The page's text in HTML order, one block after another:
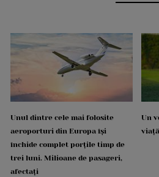
Unul dintre cele mai folosite
aeroporturi din Europa își
închide complet porțile timp de
trei luni. Milioane de pasageri,
afectați
Un